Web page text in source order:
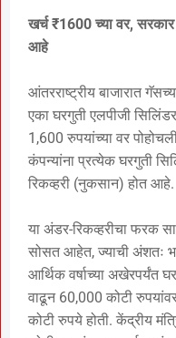
खर्च ₹1600 च्या वर,
आहे
आंतरराष्ट्रीय बाजारात
एका घरगुती एलपीजी
1,600 रुपयांच्या वर
कंपन्यांना प्रत्येक घरगुती
रिकव्हरी (नुकसान) होत आहे.
या अंडर-रिकव्हरीचा फरक
सोसत आहेत, ज्याची अंशतः
आर्थिक वर्षाच्या अखेरपर्यंत
वाढून 60,000 कोटी रुपयांवर
कोटी रुपये होती. केंद्रीय